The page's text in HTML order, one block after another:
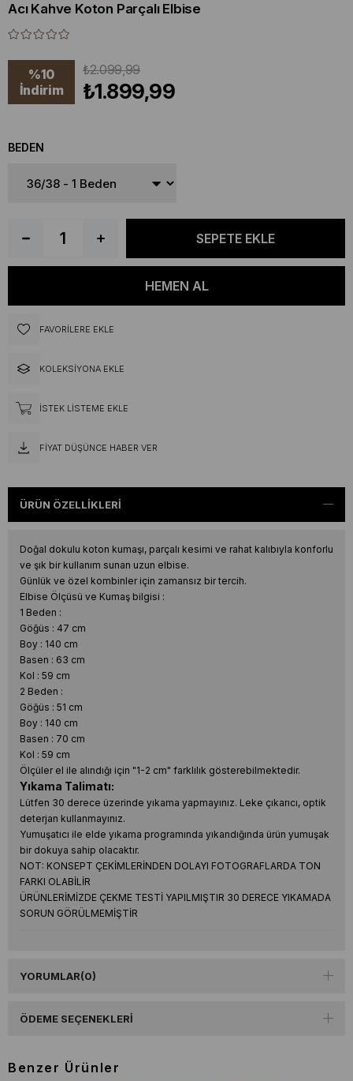
Acı Kahve Koton Parçalı Elbise
%10
İndirim
₺2.099,99
₺1.899,99
BEDEN
FAVORILERE EKLE
KOLEKSIYONA EKLE
İSTEK LISTEME EKLE
FIYAT DÜŞÜNCE HABER VER
ÜRÜN ÖZELLIKLERI
Doğal dokulu koton kumaşı, parçalı kesimi ve rahat kalıbıyla konforlu
ve şık bir kullanım sunan uzun elbise.
Günlük ve özel kombinler için zamansız bir tercih.
Elbise Ölçüsü ve Kumaş bilgisi :
1 Beden :
Göğüs : 47 cm
Boy : 140 cm
Basen : 63 cm
Kol : 59 cm
2 Beden :
Göğüs : 51 cm
Boy : 140 cm
Basen : 70 cm
Kol : 59 cm
Ölçüler el ile alındığı için "1-2 cm" farklılık gösterebilmektedir.
Yıkama Talimatı:
Lütfen 30 derece üzerinde yıkama yapmayınız. Leke çıkarıcı, optik
deterjan kullanmayınız.
Yumuşatıcı ile elde yıkama programında yıkandığında ürün yumuşak
bir dokuya sahip olacaktır.
NOT: KONSEPT ÇEKİMLERİNDEN DOLAYI FOTOGRAFLARDA TON
FARKI OLABİLİR
ÜRÜNLERİMİZDE ÇEKME TESTİ YAPILMIŞTIR 30 DERECE YIKAMADA
SORUN GÖRÜLMEMİŞTİR
YORUMLAR(0)
ÖDEME SEÇENEKLERI
Benzer Ürünler